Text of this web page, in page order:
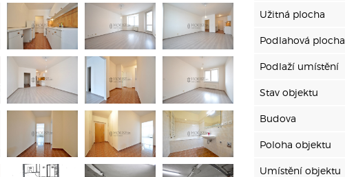
Užitná plocha
Podlahová plocha
Podlaží umístění
Stav objektu
Budova
Poloha objektu
Umístění objektu